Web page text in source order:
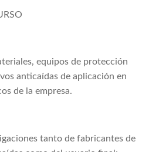
equipos de protección
anticaídas de aplicación en
de la empresa.
tanto de fabricantes de